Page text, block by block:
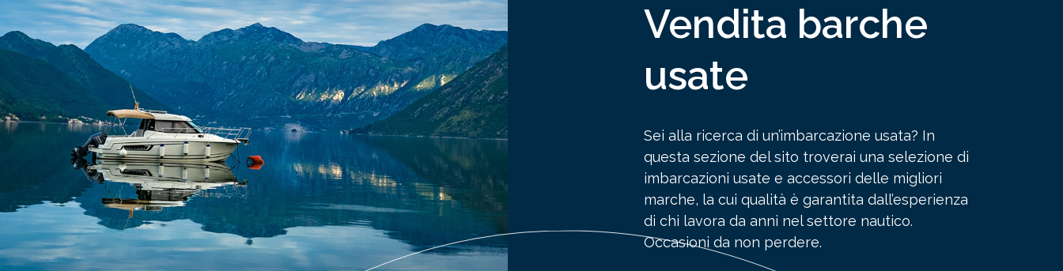
Vendita barche
usate
Sei alla ricerca di un’imbarcazione usata? In
questa sezione del sito troverai una selezione di
imbarcazioni usate e accessori delle migliori
marche, la cui qualità è garantita dall’esperienza
di chi lavora da anni nel settore nautico.
Occasioni da non perdere.